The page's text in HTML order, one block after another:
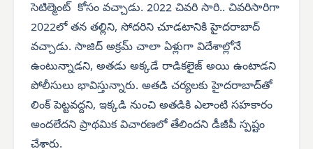
సెటిల్మెంట్ కోసం వచ్చాడు. 2022 చివరి సారి.. చివరిసారిగా
2022లో తన తల్లిని, సోదరిని చూడటానికి హైదరాబాద్
వచ్చాడు. సాజిద్ అక్రమ్ చాలా ఏళ్లుగా విదేశాల్లోనే
ఉంటున్నాడని, అతడు అక్కడే రాడికలైజ్ అయి ఉంటాడని
పోలీసులు భావిస్తున్నారు. అతడి చర్యలకు హైదరాబాద్‌తో
లింక్ పెట్టవద్దని, ఇక్కడి నుంచి అతడికి ఎలాంటి సహకారం
అందలేదని ప్రాథమిక విచారణలో తేలిందని డీజీపీ స్పష్టం
చేశారు.